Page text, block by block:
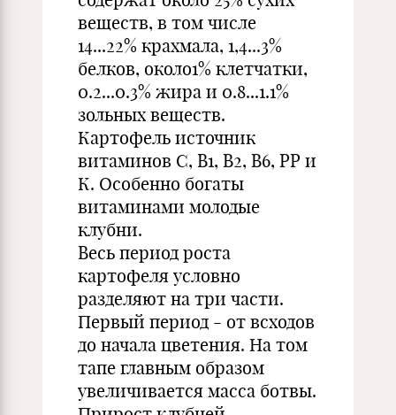
веществ, в том числе
14...22% крахмала, 1,4...3%
белков, около1% клетчатки,
0.2...0.3% жира и 0.8...1.1%
зольных веществ.
Картофель источник
витаминов C, B1, B2, B6, РР и
К. Особенно богаты
витаминами молодые
клубни.
Весь период роста
картофеля условно
разделяют на три части.
Первый период - от всходов
до начала цветения. На том
тапе главным образом
увеличивается масса ботвы.